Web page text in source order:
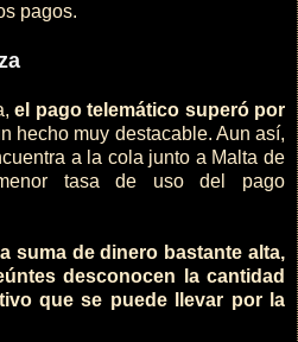
pagos.
el pago telemático superó por
hecho muy destacable. Aun así,
a la cola junto a Malta de
tasa de uso del pago
suma de dinero bastante alta,
desconocen la cantidad
que se puede llevar por la